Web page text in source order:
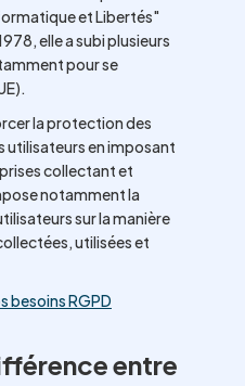
et Libertés"
elle a subi plusieurs
pour se
la protection des
utilisateurs en imposant
collectant et
notamment la
sur la manière
utilisées et
besoins RGPD
entre